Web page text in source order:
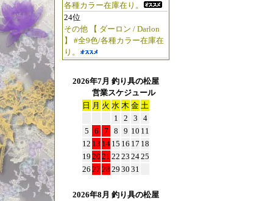
各種カラー在庫在り。
24位
その他 【 ダーロン / Darlon
】 #全9色/各種カラー在庫在
り。
2026年7月 釣り具の松屋
営業スケジュール
日 月 火 水 木 金 土
1
2 3
4
5
6 7 8 9 10 11
12 13 14 15 16 17 18
19 20 21 22 23 2425
26 27 28 29 30 31
2026年8月 釣り具の松屋